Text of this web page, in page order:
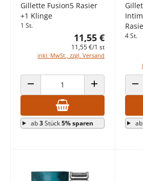
Gillette Fusion5 Rasier
+1 Klinge
1 St.
11,55 €
11,55 €/1 st
inkl. MwSt., zzgl. Versand
ANZAHL VERRINGERN ANZAHL
ab3Stück5% sparen
4 St.
ab